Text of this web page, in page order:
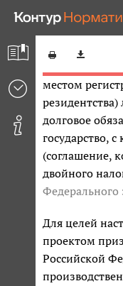
Редакция от
статьи, в
превышает 35
законаот
местом
долговое
государство,
(соглашение,
двойного
Федерального
Для целей
проектом
Российской